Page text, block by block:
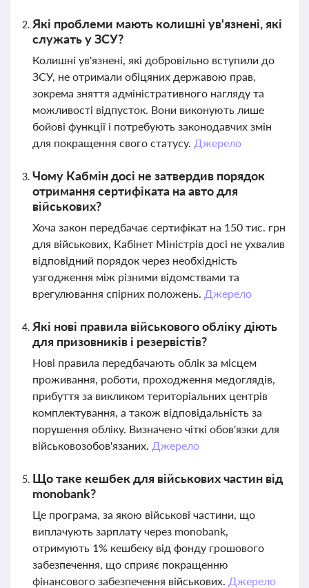
Які проблеми мають колишні ув'язнені, які
служать у ЗСУ?
Колишні ув'язнені, які добровільно вступили до
ЗСУ, не отримали обіцяних державою прав,
зокрема зняття адміністративного нагляду та
можливості відпусток. Вони виконують лише
бойові функції і потребують законодавчих змін
для покращення свого статусу. Джерело
Чому Кабмін досі не затвердив порядок
отримання сертифіката на авто для
військових?
Хоча закон передбачає сертифікат на 150 тис. грн
для військових, Кабінет Міністрів досі не ухвалив
відповідний порядок через необхідність
узгодження між різними відомствами та
врегулювання спірних положень. Джерело
Які нові правила військового обліку діють
для призовників і резервістів?
Нові правила передбачають облік за місцем
проживання, роботи, проходження медоглядів,
прибуття за викликом територіальних центрів
комплектування, а також відповідальність за
порушення обліку. Визначено чіткі обов'язки для
військовозобов'язаних. Джерело
Що таке кешбек для військових частин від
monobank?
Це програма, за якою військові частини, що
виплачують зарплату через monobank,
отримують 1% кешбеку від фонду грошового
забезпечення, що сприяє покращенню
фінансового забезпечення військових. Джерело